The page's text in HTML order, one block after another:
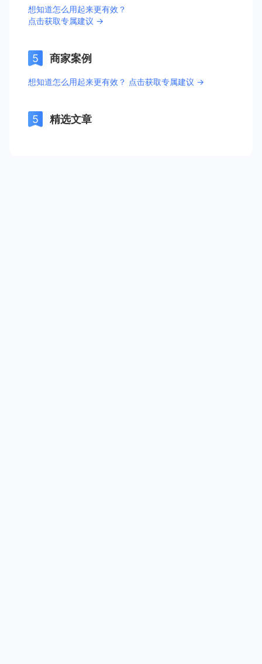
想知道怎么用起来更有效？
点击获取专属建议 →
商家案例
想知道怎么用起来更有效？ 点击获取专属建议 →
精选文章